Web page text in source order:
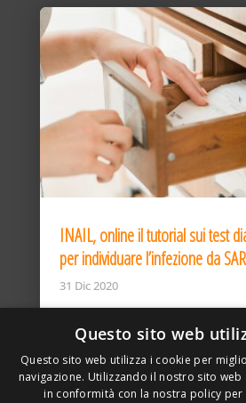
INAIL, online il tutorial sui test
per individuare l’infezione da
31 Dic 2020
Questo sito web
Questo sito web utilizza i cookie per
navigazione. Utilizzando il nostro sito
in conformità con la nostra policy per